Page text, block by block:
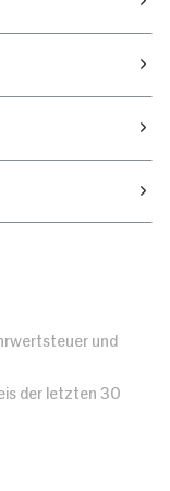
und
der letzten 30